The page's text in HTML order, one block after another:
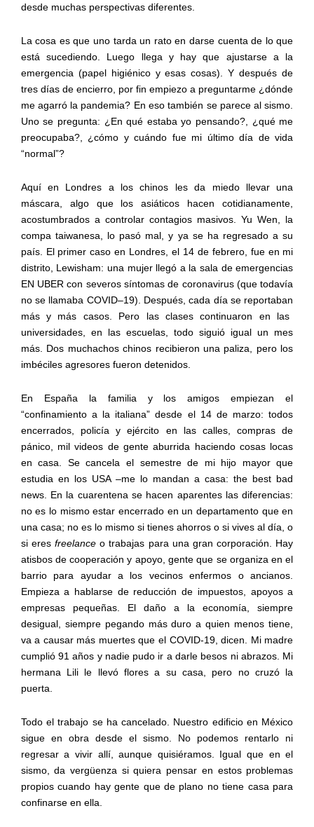
desde muchas perspectivas diferentes.
La cosa es que uno tarda un rato en darse cuenta de lo que
está sucediendo. Luego llega y hay que ajustarse a la
emergencia (papel higiénico y esas cosas) . Y después de
tresdías de encierro, por fin empiezo a preguntarme ¿dónde
me agarró la pandemia? En eso también se parece al sismo.
Uno se pregunta: ¿ En qué estaba yo pensando? ¿qué me
preocupaba?, ¿cómo y cuándo fue mi último día de vida
“normal”?
Aquí en Londres a los chinos les da miedo llevar una
máscara, algo que los asiáticos hacen cotidianamente,
acostumbrados a controlarcontagios masivos.Yu Wen , la
compa taiwanesa , lo pasó mal , y ya se ha regresado a su
país.
El primer caso en Londres, el 14 de febrero, fueen mi
distrito, Lewisham: una mujer llegó a la sala de emergencias
EN UBER con severos síntomas de coronavirus (que todavía
no se llamaba COVID–19). Después, cada día se reportaban
más y más casos. Pero las clasescontinuaron en las
universidades, en las escuelas,
todo siguió igualun mes
más.
Dos muchachos chinos recibieron una paliza, pero los
imbéciles agresores fueron detenidos.
En España la familia y los amigos empiezan
el
“confinamientoa la italiana” desde el 14 de marzo: todos
encerrados, policía y ejército en las calles, compras de
pánico, mil videos de gente aburrida haciendo cosas locas
en casa . Se cancela el semestre de mi hijo mayor que
estudia en los USA –me lo mandan a casa: the best bad
news. En la cuarentena se hacen aparentes las diferencias:
no es lo mismo estar encerrado en undepartamento que en
una casa; no es lo mismo si tienes ahorros o si vives al día, o
si eres freelance o trabajas para una gran corporación. Hay
atisbos de cooperación y apoyo, gente que se organiza en el
barriopara ayudar a los vecinos enfermos o ancianos
Empieza a hablarse de reducción de impuestos, apoyos a
empresas pequeñas. El daño a la economía, siempre
desigual, siempre pegando más duro a quien menos tiene
va a causar más muertes que el COVID-19, dicen. Mi madre
cumplió 91 años y nadie pudo ir a darle besos ni abrazos. Mi
hermana Lili le llevó flores a su casa, pero no cruzó la
puerta.
Todo el trabajo se ha cancelado.
Nuestro edificio en México
sigueen obra desde el sismo. No podemos rentarlo ni
regresar a vivir allí, aunque quisiéramos. Igual que en el
sismo, davergüenza si quiera pensar en estos problemas
propioscuando hay gente que de plano no tiene casa para
confinarseen ella